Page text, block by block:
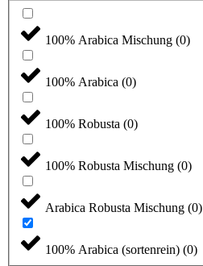
100% Arabica Mischung (0)
100% Arabica (0)
100% Robusta (0)
100% Robusta Mischung (0)
Arabica Robusta Mischung (0)
100% Arabica (sortenrein) (0)